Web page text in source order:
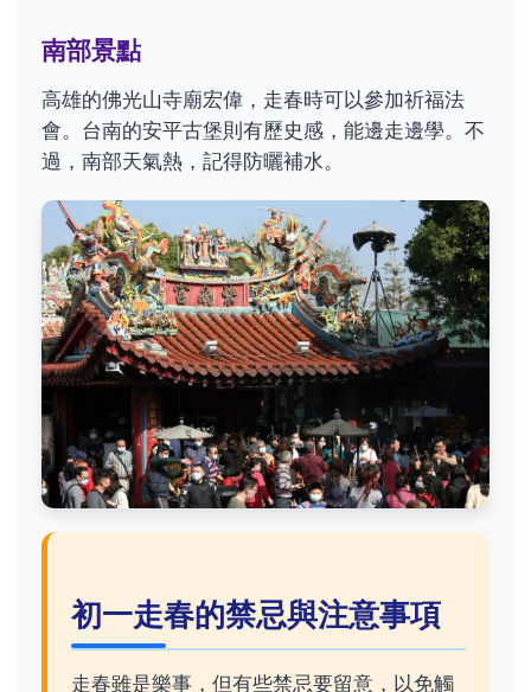
南部景點
高雄的佛光山寺廟宏偉，走春時可以參加祈福法
會。台南的安平古堡則有歷史感，能邊走邊學。不
過，南部天氣熱，記得防曬補水。
初一走春的禁忌與注意事項
走春雖是樂事，但有些禁忌要留意，以免觸